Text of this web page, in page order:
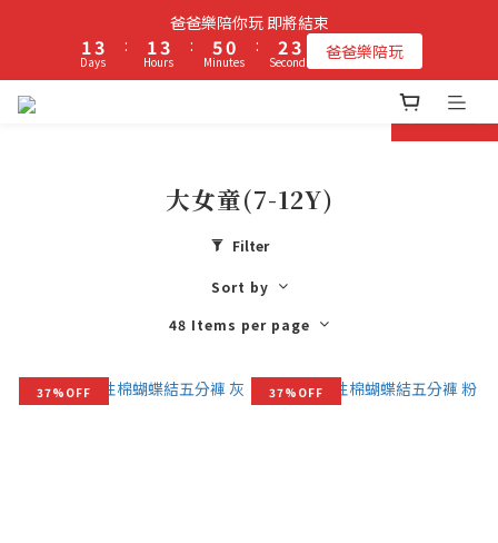
立即加入PIPPY會員即贈$100元購物金!
爸爸樂陪你玩 即將結束
1
0
3
2
Days
:
1
0
3
2
Hours
:
6
5
4
1
0
Minutes
:
3
2
1
4
3
2
Seconds 爸爸樂陪玩
prev next
大女童(7-12Y)
Filter
Sort by
48 Items per page
37%OFF 37%OFF